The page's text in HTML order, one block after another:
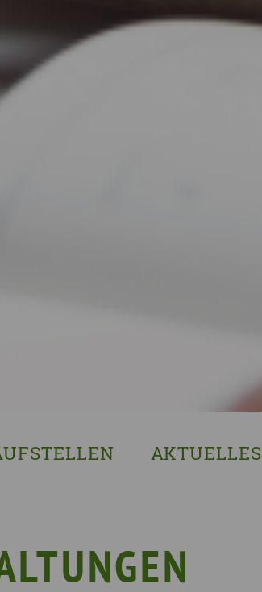
Dresden
AKTUELLES
Stellenangebote